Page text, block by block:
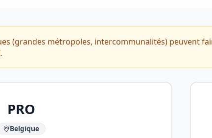
(grandes métropoles, intercommunalités) peuvent
PRO
Belgique